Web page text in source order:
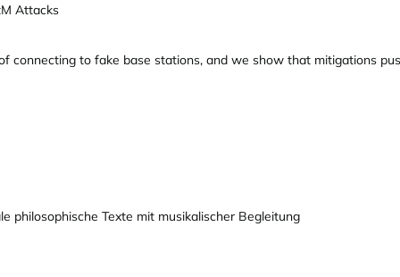
Attacks
connecting to fake base stations, and we show that mitigations
philosophische Texte mit musikalischer Begleitung